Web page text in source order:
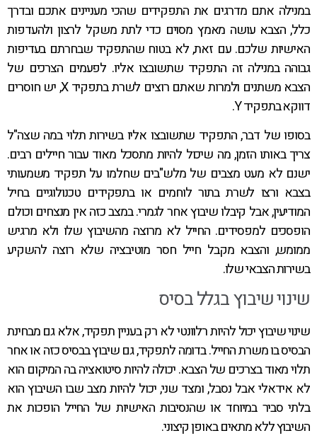
במנילה אתם מדרגים את התפקידים שהכי מעניינים אתכם ובדרך
כלל, הצבא עושה מאמץ מסוים כדי לתת משקל לרצון ולהעדפות
האישיות שלכם. עם זאת, לא בטוח שהתפקיד שבחרתם בעדיפות
גבוהה במנילה זה התפקיד שתשובצו אליו. לפעמים הצרכים של
הצבא משתנים ולמרות שאתם רוצים לשרת בתפקיד X, יש חוסרים
דווקא בתפקיד Y.
בסופו של דבר, התפקיד שתשובצו אליו בשירות תלוי במה שצה"ל
צריך באותו הזמן, מה שיכול להיות מתסכל מאוד עבור חיילים רבים.
ישנם לא מעט מצבים של מלש"בים שחלמו על תפקיד משמעותי
בצבא ורצו לשרת בתור לוחמים או בתפקידים טכנולוגיים בחיל
המודיעין, אבל קיבלו שיבוץ אחר לגמרי. במצב כזה אין מנצחים וכולם
הופסכים למפסידים. החייל לא מרוצה מהשיבוץ שלו ולא מרגיש
ממומש, והצבא מקבל חייל חסר מוטיבציה שלא רוצה להשקיע
בשירות הצבאי שלו.
שינוי שיבוץ בגלל בסיס
שינוי שיבוץ יכול להיות רלוונטי לא רק בעניין תפקיד, אלא גם מבחינת
הבסיס בו משרת החייל. בדומה לתפקיד, גם שיבוץ בבסיס כזה או אחר
תלוי מאוד בצרכים של הצבא. יכולה להיות סיטואציה בה המיקום הוא
לא אידאלי אבל נסבל, ומצד שני, יכול להיות מצב שבו השיבוץ הוא
בלתי סביר במיוחד או שהנסיבות האישיות של החייל הופכות את
השיבוץ ללא מתאים באופן קיצוני.